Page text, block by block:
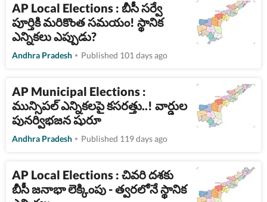
AP Local Elections : బీసీ సర్వే
పూర్తికి మరికొంత సమయం! స్థానిక
ఎన్నికలు ఎప్పుడు?
Andhra Pradesh Published 101 days ago
AP Municipal Elections :
మున్సిపల్ ఎన్నికలపై కసరత్తు..! వార్డుల
పునర్విభజన షురూ
Andhra Pradesh Published 119 days ago
AP Local Elections : చివరి దశకు
బీసీ జనాభా లెక్కింపు - త్వరలోనే స్థానిక